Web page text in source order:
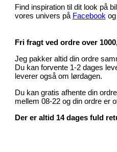
Find inspiration til dit look på
vores univers på Facebookog
Fri fragt ved ordre over
Jeg pakker altid din ordre
Du kan forvente 1-2 dages
leverer også om lørdagen.
Du kan gratis afhente din
mellem 08-22 og din ordre er
Der er altid 14 dages fuld